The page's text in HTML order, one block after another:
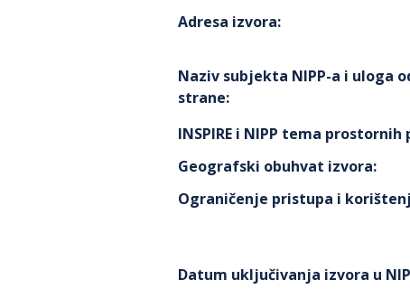
Adresa izvora:
Naziv subjekta NIPP-a i uloga
strane:
INSPIRE i NIPP tema
Geografski obuhvat izvora:
Ograničenje pristupa i
Datum uključivanja izvora u